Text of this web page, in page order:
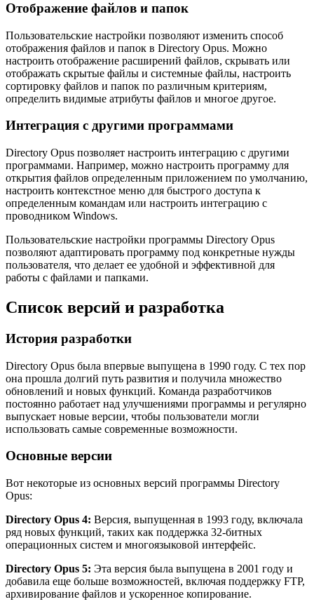
Отображение файлов и папок
Пользовательские настройки позволяют изменить способ
отображения файлов и папок в Directory Opus. Можно
настроить отображение расширений файлов, скрывать или
отображать скрытые файлы и системные файлы, настроить
сортировку файлов и папок по различным критериям,
определить видимые атрибуты файлов и многое другое.
Интеграция с другими программами
Directory Opus позволяет настроить интеграцию с другими
программами. Например, можно настроить программу для
открытия файлов определенным приложением по умолчанию,
настроить контекстное меню для быстрого доступа к
определенным командам или настроить интеграцию с
проводником Windows.
Пользовательские настройки программы Directory Opus
позволяют адаптировать программу под конкретные нужды
пользователя, что делает ее удобной и эффективной для
работы с файлами и папками.
Список версий и разработка
История разработки
Directory Opus была впервые выпущена в 1990 году. С тех пор
она прошла долгий путь развития и получила множество
обновлений и новых функций. Команда разработчиков
постоянно работает над улучшениями программы и регулярно
выпускает новые версии, чтобы пользователи могли
использовать самые современные возможности.
Основные версии
Вот некоторые из основных версий программы Directory
Opus:
Directory Opus 4: Версия, выпущенная в 1993 году, включала
ряд новых функций, таких как поддержка 32-битных
операционных систем и многоязыковой интерфейс.
Directory Opus 5: Эта версия была выпущена в 2001 году и
добавила еще больше возможностей, включая поддержку FTP,
архивирование файлов и ускоренное копирование.